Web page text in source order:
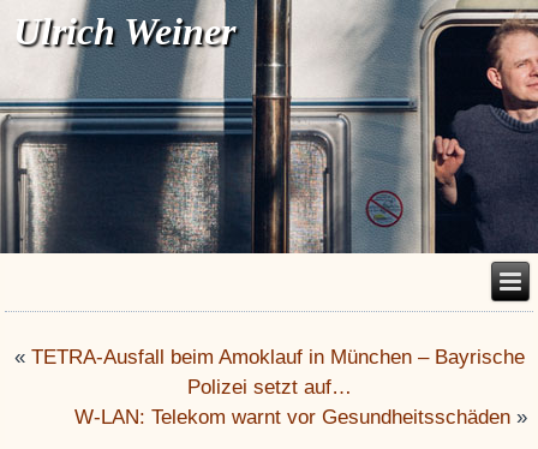
Ulrich Weiner
« TETRA-Ausfall beim Amoklauf in München – Bayrische
Polizei setzt auf…
W-LAN: Telekom warnt vor Gesundheitsschäden»